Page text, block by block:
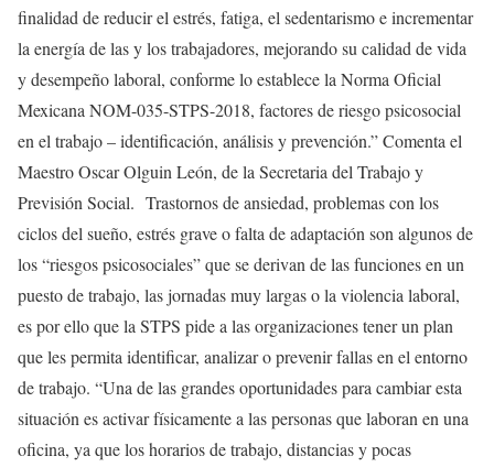
finalidad de reducir el estrés, fatiga, el sedentarismo e incrementar
la energía de las y los trabajadores, mejorando su calidad de vida
y desempeño laboral, conforme lo establece la Norma Oficial
Mexicana NOM-035-STPS-2018, factores de riesgo psicosocial
en el trabajo – identificación, análisis y prevención.” Comenta el
Maestro Oscar Olguin León, de la Secretaria del Trabajo y
Previsión Social. Trastornos de ansiedad, problemas con los
ciclos del sueño, estrés grave o falta de adaptación son algunos de
los “riesgos psicosociales” que se derivan de las funciones en un
puesto de trabajo, las jornadas muy largas o la violencia laboral,
es por ello que la STPS pide a las organizaciones tener un plan
que les permita identificar, analizar o prevenir fallas en el entorno
de trabajo. “Una de las grandes oportunidades para cambiar esta
situación es activar físicamente a las personas que laboran en una
oficina, ya que los horarios de trabajo, distancias y pocas